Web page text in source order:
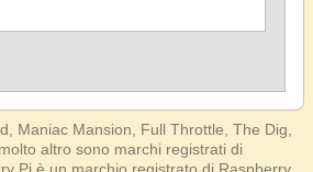
Maniac Mansion, Full Throttle, The Dig,
altro sono marchi registrati di